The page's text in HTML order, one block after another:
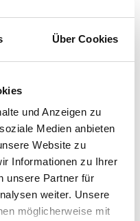
Über Cookies
und Anzeigen zu
Medien anbieten
Website zu
Informationen zu Ihrer
unsere Partner für
weiter. Unsere
möglicherweise mit
Gipskarton-
oder